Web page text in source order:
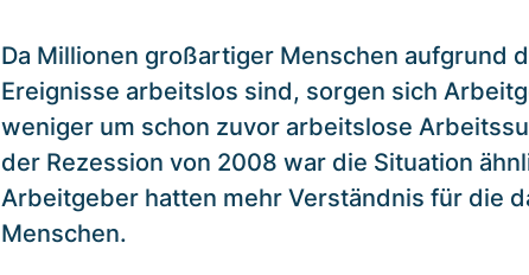
Da Millionen großartiger Menschen aufgrund
Ereignisse arbeitslos sind, sorgen sich
weniger um schon zuvor arbeitslose
der Rezession von 2008 war die Situation
Arbeitgeber hatten mehr Verständnis für die
Menschen.